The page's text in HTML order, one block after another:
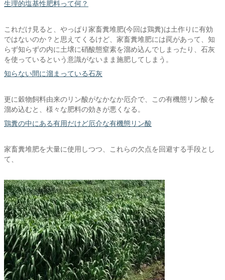
生理的塩基性肥料って何？
これだけ見ると、やっぱり家畜糞堆肥(今回は鶏糞)は土作りに有効
ではないのか？と思えてくるけど、家畜糞堆肥には罠があって、知
らず知らずの内に土壌に硝酸態窒素を溜め込んでしまったり、石灰
を使っているという意識がないまま施肥してしまう。
知らない間に溜まっている石灰
更に穀物飼料由来のリン酸がなかなか厄介で、この有機態リン酸を
溜め込むと、様々な肥料の効きが悪くなる。
鶏糞の中にある有用だけど厄介な有機態リン酸
家畜糞堆肥を大量に使用しつつ、これらの欠点を回避する手段とし
て、